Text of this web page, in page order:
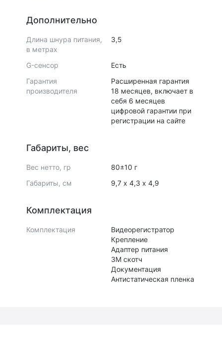
Дополнительно
Длина шнура питания,
в метрах
3,5
G-сенсор
Есть
Гарантия
производителя
Расширенная гарантия
18 месяцев, включает в
себя 6 месяцев
цифровой гарантии при
регистрации на сайте
Габариты, вес
Вес нетто, гр
80±10 г
Габариты, см
9,7 х 4,3 х 4,9
Комплектация
Комплектация
Видеорегистратор
Крепление
Адаптер питания
3М скотч
Документация
Антистатическая пленка